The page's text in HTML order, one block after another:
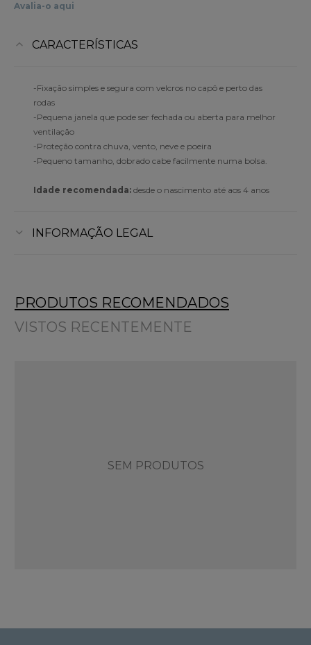
Avalia-o aqui
CARACTERÍSTICAS
-Fixação simples e segura com velcros no capô e perto das
rodas
-Pequena janela que pode ser fechada ou aberta para melhor
ventilação
-Proteção contra chuva, vento, neve e poeira
-Pequeno tamanho, dobrado cabe facilmente numa bolsa.
Idade recomendada: desde o nascimento até aos 4 anos
INFORMAÇÃO LEGAL
PRODUTOS RECOMENDADOS
VISTOS RECENTEMENTE
SEM PRODUTOS